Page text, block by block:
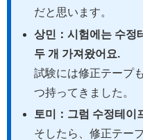
だと思います。
상민：시험에는 수정
두 개 가져왔어요.
試験には修正テープ
つ持ってきました。
토미：그럼 수정테이
そしたら、修正テー